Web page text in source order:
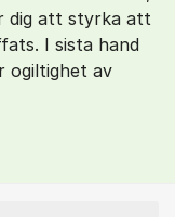
dig att styrka att
I sista hand
ogiltighet av